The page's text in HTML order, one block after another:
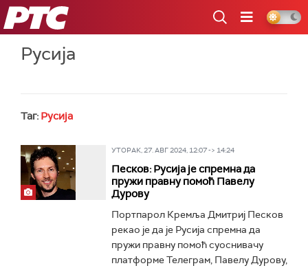
РТС
Русија
Таг: Русија
УТОРАК, 27. АВГ 2024, 12:07 -> 14:24
Песков: Русија је спремна да
пружи правну помоћ Павелу
Дурову
Портпарол Кремља Дмитриј Песков
рекао је да је Русија спремна да
пружи правну помоћ суоснивачу
платформе Телеграм, Павелу Дурову,